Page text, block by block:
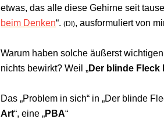
etwas, das alle diese Gehirne seit
beim Denken“.(DI), ausformuliert von
Warum haben solche äußerst
nichts bewirkt? Weil „Der blinde Fleck
Das „Problem in sich“ in „Der blinde
Art“, eine „PBA“